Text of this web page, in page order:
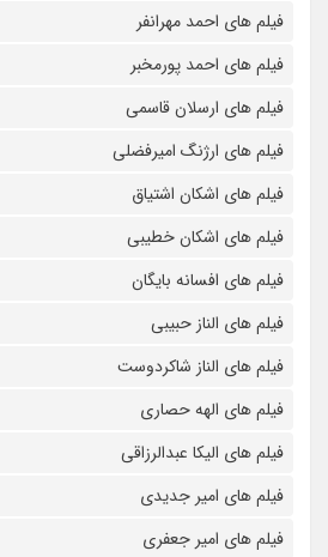
فیلم های احمد مهرانفر
فیلم های احمد پورمخبر
فیلم های ارسلان قاسمی
فیلم های ارژنگ امیرفضلی
فیلم های اشکان اشتیاق
فیلم های اشکان خطیبی
فیلم های افسانه بایگان
فیلم های الناز حبیبی
فیلم های الناز شاکردوست
فیلم های الهه حصاری
فیلم های الیکا عبدالرزاقی
فیلم های امیر جدیدی
فیلم های امیر جعفری